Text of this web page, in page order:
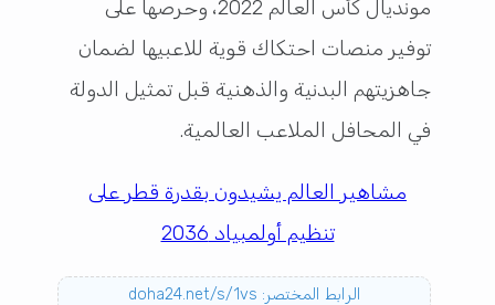
مونديال كأس العالم 2022، وحرصها على
توفير منصات احتكاك قوية للاعبيها لضمان
جاهزيتهم البدنية والذهنية قبل تمثيل الدولة
في المحافل الملاعب العالمية.
مشاهير العالم يشيدون بقدرة قطر على
تنظيم أولمبياد 2036
الرابط المختصر: doha24.net/s/1vs